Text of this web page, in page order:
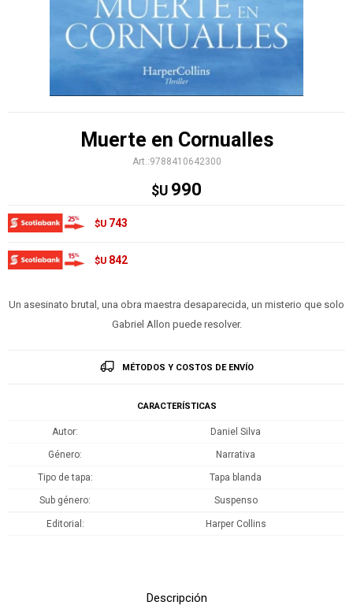
Muerte en Cornualles
9788410642300
$U 990
$U 743
$U 842
Un asesinato brutal, una obra maestra desaparecida, un misterio que solo
Gabriel Allon puede resolver.
MÉTODOS Y COSTOS DE ENVÍO
CARACTERÍSTICAS
Autor Daniel Silva
Género Narrativa
Tipo de tapa Tapa blanda
Sub género Suspenso
Editorial Harper Collins
Descripción